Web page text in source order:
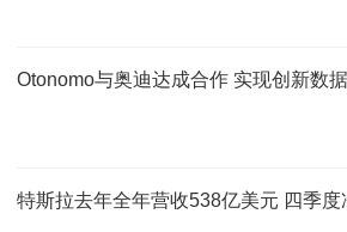
Otonomo与奥迪达成合作 实现创新数
特斯拉去年全年营收538亿美元 四季度